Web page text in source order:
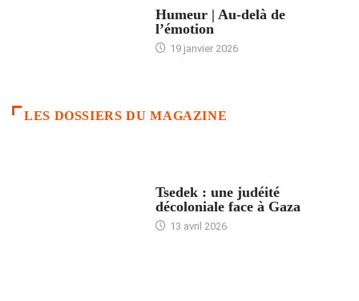
Humeur | Au-delà de
l’émotion
19 janvier 2026
LES DOSSIERS DU MAGAZINE
Tsedek : une judéité
décoloniale face à Gaza
13 avril 2026